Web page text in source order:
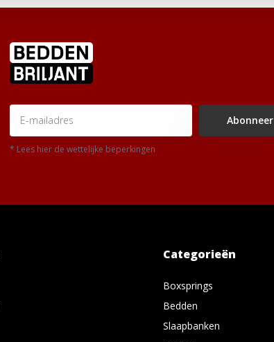
Abonneer
* Lees hier de wettelijke beperkingen
Categorieën
Boxsprings
Bedden
Slaapbanken